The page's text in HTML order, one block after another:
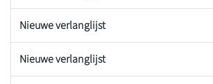
Nieuwe verlanglijst
Nieuwe verlanglijst